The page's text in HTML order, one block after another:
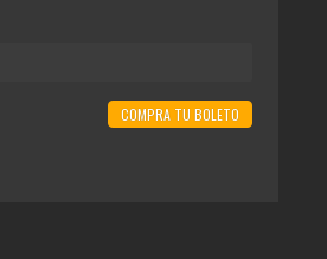
COMPRA TU BOLETO